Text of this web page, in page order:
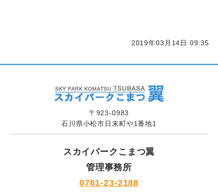
2019年03月14日 09:35
〒923-0983
石川県小松市日末町や1番地1
スカイパークこまつ翼
管理事務所
0761-23-2188